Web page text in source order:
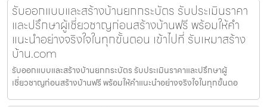
รับออกแบบและสร้างบ้านยกกระบัตร รับประเมินราคา
และปรึกษาผู้เชี่ยวชาญก่อนสร้างบ้านฟรี พร้อมให้คำ
แนะนำอย่างจริงใจในทุกขั้นตอน เข้าไปที่ รับเหมาสร้าง
บ้าน.com
รับออกแบบและสร้างบ้านยกกระบัตร รับประเมินราคาและปรึกษาผู้
เชี่ยวชาญก่อนสร้างบ้านฟรี พร้อมให้คำแนะนำอย่างจริงใจในทุกขั้นตอ